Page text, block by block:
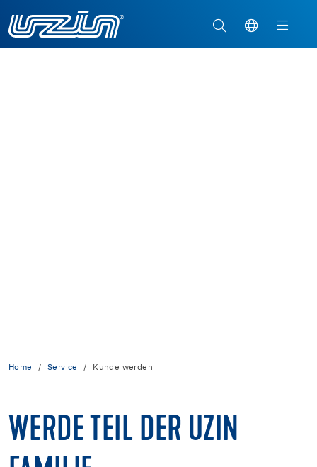
Home Service Kunde werden
WERDE TEIL DER UZIN